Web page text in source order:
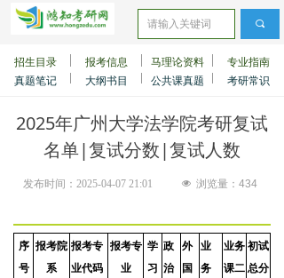
真题笔记 大纲书目 公共课真题 考研常识
招生目录 报考信息 马理论资料 专业指南
끠
发布时间： 2025-04-07 21:01
序
号
报考院
系
报考专
业代码
报考专
业
学
习
政
治
外
国
业
务
业务
课二
初试
总分
2025年广州大学法学院考研复试
名单|复试分数|复试人数
넶 浏览量： 434